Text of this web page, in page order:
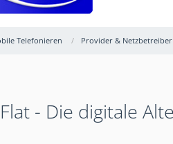
Telefonieren Provider & Netzbetreiber
- Die digitale